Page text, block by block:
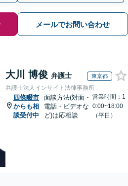
メールでお問い合わせ
大川 博俊 弁護士 東京都
弁護士法人インサイト法律事務所
四條畷市
からも相
談受付中
面談方法(対面・
電話・ビデオな
ど)は応相談
営業時間：1
0:00~18:00
（平日）